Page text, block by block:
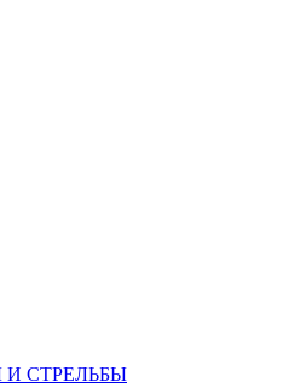
СТРЕЛЬБЫ